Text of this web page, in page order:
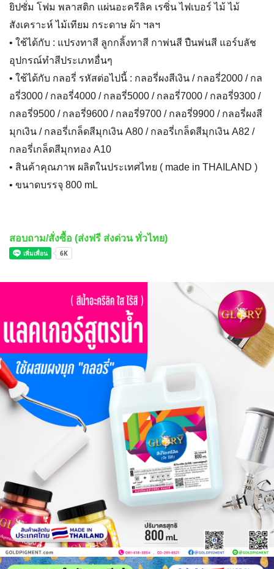
ยิปซั่ม โฟม พลาสติก แผ่นอะครีลิค เรซิ่น ไฟเบอร์ ไม้ ไม้
สังเคราะห์ ไม้เทียม กระดาษ ผ้า ฯลฯ
• ใช้ได้กับ : แปรงทาสี ลูกกลิ้งทาสี กาพ่นสี ปืนพ่นสี แอร์บลัช
อุปกรณ์ทำสีประเภทอื่นๆ
• ใช้ได้กับ กลอรี่ รหัสต่อไปนี้ : กลอรี่ผงสีเงิน / กลอรี่2000 / กล
อรี่3000 / กลอรี่4000 / กลอรี่5000 / กลอรี่7000 / กลอรี่9300 /
กลอรี่9500 / กลอรี่9600 / กลอรี่9700 / กลอรี่9900 / กลอรี่ผงสี
มุกเงิน / กลอรี่เกล็ดสีมุกเงิน A80 / กลอรี่เกล็ดสีมุกเงิน A82 /
กลอรี่เกล็ดสีมุกทอง A10
• สินค้าคุณภาพ ผลิตในประเทศไทย ( made in THAILAND )
• ขนาดบรรจุ 800 mL
สอบถาม/สั่งซื้อ (ส่งฟรี ส่งด่วน ทั่วไทย)